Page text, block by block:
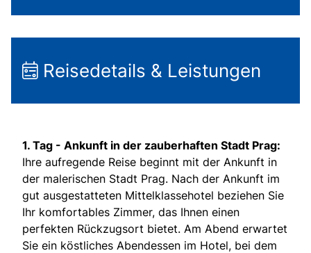
Reisedetails & Leistungen
1. Tag - Ankunft in der zauberhaften Stadt Prag:
Ihre aufregende Reise beginnt mit der Ankunft in
der malerischen Stadt Prag. Nach der Ankunft im
gut ausgestatteten Mittelklassehotel beziehen Sie
Ihr komfortables Zimmer, das Ihnen einen
perfekten Rückzugsort bietet. Am Abend erwartet
Sie ein köstliches Abendessen im Hotel, bei dem